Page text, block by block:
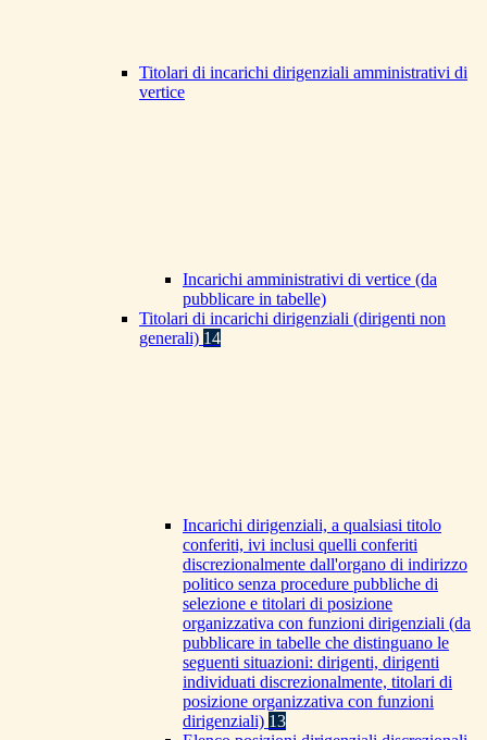
Titolari di incarichi dirigenziali amministrativi di
vertice
Incarichi amministrativi di vertice (da
pubblicare in tabelle)
Titolari di incarichi dirigenziali (dirigenti non
generali) 14
Incarichi dirigenziali, a qualsiasi titolo
conferiti, ivi inclusi quelli conferiti
discrezionalmente dall'organo di indirizzo
politico senza procedure pubbliche di
selezione e titolari di posizione
organizzativa con funzioni dirigenziali (da
pubblicare in tabelle che distinguano le
seguenti situazioni: dirigenti, dirigenti
individuati discrezionalmente, titolari di
posizione organizzativa con funzioni
dirigenziali) 13